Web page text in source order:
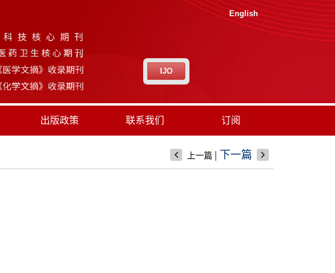
English
IJO
出版政策 联系我们 订阅
上一篇 | 下一篇